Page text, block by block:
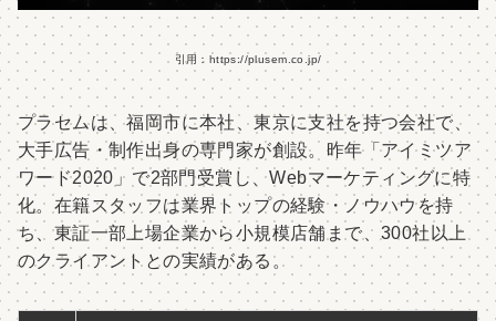
引用：https://plusem.co.jp/
プラセムは、福岡市に本社、東京に支社を持つ会社で、
大手広告・制作出身の専門家が創設。昨年「アイミツア
ワード2020」で2部門受賞し、Webマーケティングに特
化。在籍スタッフは業界トップの経験・ノウハウを持
ち、東証一部上場企業から小規模店舗まで、300社以上
のクライアントとの実績がある。